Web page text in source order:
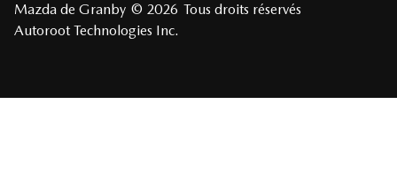
Mazda de Granby © 2026 Tous droits réservés
Autoroot Technologies Inc.